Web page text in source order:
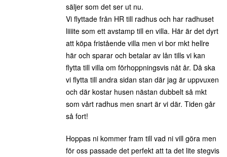
säljer som det ser ut nu.
Vi flyttade från HR till radhus och har radhuset
liiiite som ett avstamp till en villa. Här är det dyrt
att köpa fristående villa men vi bor mkt hellre
här och sparar och betalar av lån tills vi kan
flytta till villa om förhoppningsvis nåt år. Då ska
vi flytta till andra sidan stan där jag är uppvuxen
och där kostar husen nästan dubbelt så mkt
som vårt radhus men snart är vi där. Tiden går
så fort!
Hoppas ni kommer fram till vad ni vill göra men
för oss passade det perfekt att ta det lite stegvis